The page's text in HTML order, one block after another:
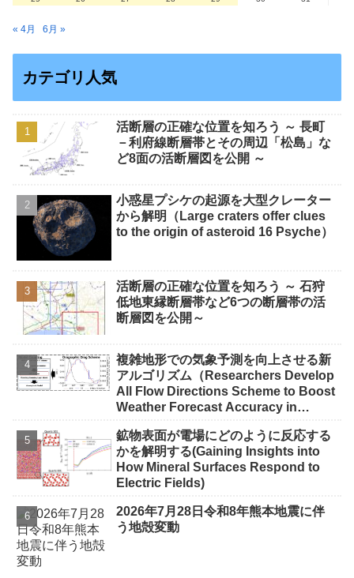
« 4月 6月 »
カテゴリ人気
活断層の正確な位置を知ろう ～ 長町
－利府線断層帯とその周辺「松島」な
ど8面の活断層図を公開 ～
小惑星プシケの起源を大型クレーター
から解明（Large craters offer clues
to the origin of asteroid 16 Psyche）
活断層の正確な位置を知ろう ～ 石狩
低地東縁断層帯など6つの断層帯の活
断層図を公開～
複雑地形での気象予測を向上させる新
アルゴリズム（Researchers Develop
All Flow Directions Scheme to Boost
Weather Forecast Accuracy in
鉱物表面が電場にどのように反応する
かを解明する(Gaining Insights into
How Mineral Surfaces Respond to
Electric Fields)
2026年7月28日令和8年熊本地震に伴
う地殻変動